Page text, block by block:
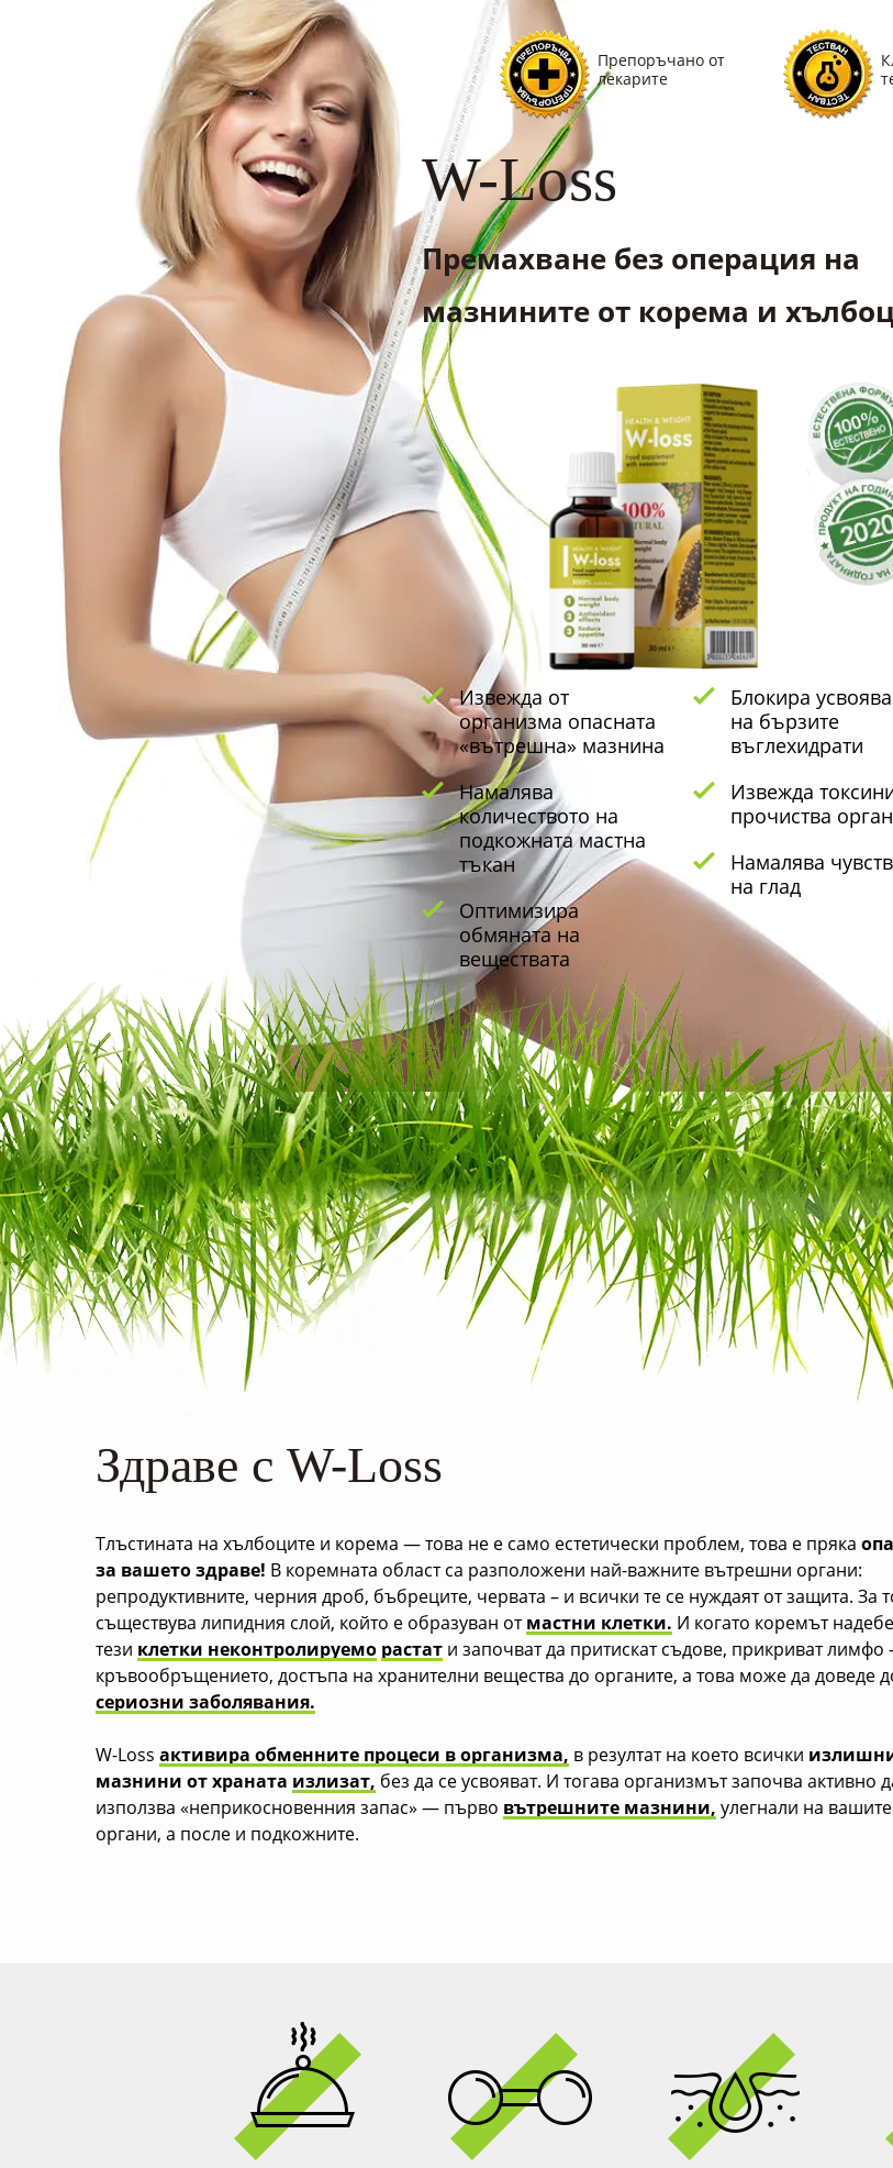
Препоръчано от
лекарите
W-Loss
Премахване без операция на
мазнините от корема и
Извежда от
организма опасната
«вътрешна» мазнина
Намалява
количеството на
подкожната мастна
тъкан
Оптимизира
обмяната на
веществата
Блокира
на бързите
въглехидрати
Извежда
прочиства
Намалява
на глад
Здраве с W-Loss
Тлъстината на хълбоците и корема — това не е само естетически проблем, това е пряка
за вашето здраве! В коремната област са разположени най-важните вътрешни органи:
репродуктивните, черния дроб, бъбреците, червата – и всички те се нуждаят от защита. За
съществува липидния слой, който е образуван отмастни клетки. И когато коремът
тези клетки неконтролируемо растат и започват да притискат съдове, прикриват лимфо
кръвообръщението, достъпа на хранителни вещества до органите, а това може да доведе
сериозни заболявания.
W-Loss активира обменните процеси в организма, в резултат на което всички
мазнини от храната излизат, без да се усвояват. И тогава организмът започва активно
използва «неприкосновенния запас» — първо вътрешните мазнини, улегнали на вашите
органи, а после и подкожните.